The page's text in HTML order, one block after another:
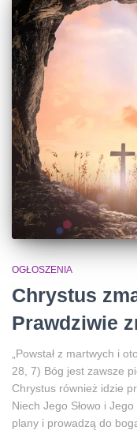
OGŁOSZENIA
Chrystus
Prawdziwie
„Powstał z martwych i
28, 7) Bóg jest zawsze
Chrystus również idzie
Niech Jego Słowo i
plany i prowadzą do